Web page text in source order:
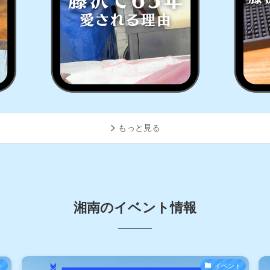
もっと見る
湘南のイベント情報
イベント